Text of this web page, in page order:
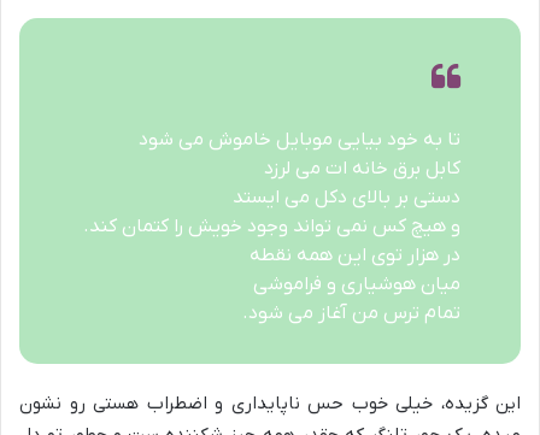
تا به خود بیایی موبایل خاموش می شود
کابل برق خانه ات می لرزد
دستی بر بالای دکل می ایستد
و هیچ کس نمی تواند وجود خویش را کتمان کند.
در هزار توی این همه نقطه
میان هوشیاری و فراموشی
تمام ترس من آغاز می شود.
این گزیده، خیلی خوب حس ناپایداری و اضطراب هستی رو نشون